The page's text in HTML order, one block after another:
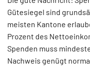
Gütesiegel sind
meisten Kantone
Prozent des
Spenden muss
Nachweis genügt